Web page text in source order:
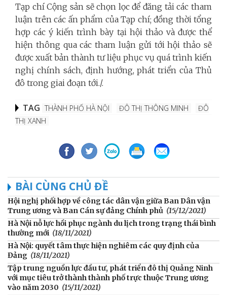
Tạp chí Cộng sản sẽ chọn lọc để đăng tải các tham
luận trên các ấn phẩm của Tạp chí; đồng thời tổng
hợp các ý kiến trình bày tại hội thảo và được thể
hiện thông qua các tham luận gửi tới hội thảo sẽ
được xuất bản thành tư liệu phục vụ quá trình kiến
nghị chính sách, định hướng, phát triển của Thủ
đô trong giai đoạn tới./.
TAG THÀNH PHỐ HÀ NỘI ĐÔ THỊ THÔNG MINH
ĐÔ
THỊ XANH
BÀI CÙNG CHỦ ĐỀ
Hội nghị phối hợp về công tác dân vận giữa Ban Dân vận
Trung ương và Ban Cán sự đảng Chính phủ (15/12/2021)
Hà Nội nỗ lực hồi phục ngành du lịch trong trạng thái bình
thường mới (18/11/2021)
Hà Nội: quyết tâm thực hiện nghiêm các quy định của
Đảng (18/11/2021)
Tập trung nguồn lực đầu tư, phát triển đô thị Quảng Ninh
với mục tiêu trở thành thành phố trực thuộc Trung ương
vào năm 2030 (15/11/2021)